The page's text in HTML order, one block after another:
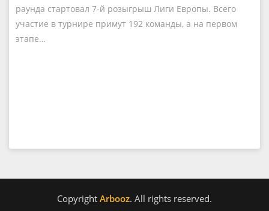
раунда стартовал 7-й розыгрыш Лиги Европы. Всего
участие в турнире примут 192 команды, а на первом
этапе…
Copyright Arbooz. All rights reserved.